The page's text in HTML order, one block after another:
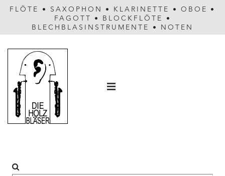
FLÖTE • SAXOPHON • KLARINETTE • OBOE
•
FAGOTT
• BLOCKFLÖTE
•
BLECHBLASINSTRUMENTE
• NOTEN